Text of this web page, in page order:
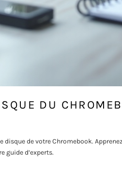
DU
disque de votre Chromebook.
guide d’experts.